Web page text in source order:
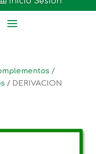
/
/ DERIVACION